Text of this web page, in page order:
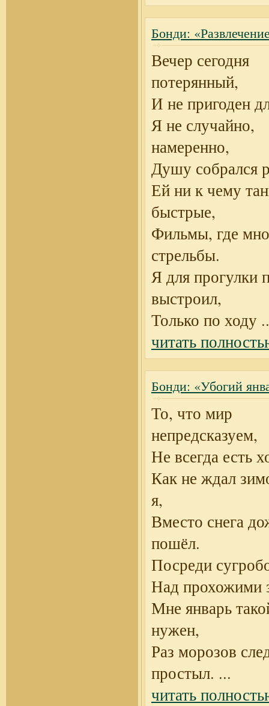
Бонди:
Вечер сегодня
потерянный,
И не пригоден
Я не случайно,
намеренно,
Душу собрался
Ей ни к чему
быстрые,
Фильмы, где
стрельбы.
Я для прогулки
выстроил,
Только по ходу
читать
Бонди: «Убогий
То, что мир
непредсказуем,
Не всегда есть
Как не ждал
я,
Вместо снега
пошёл.
Посреди
Над прохожими
Мне январь
нужен,
Раз морозов
простыл. ...
читать